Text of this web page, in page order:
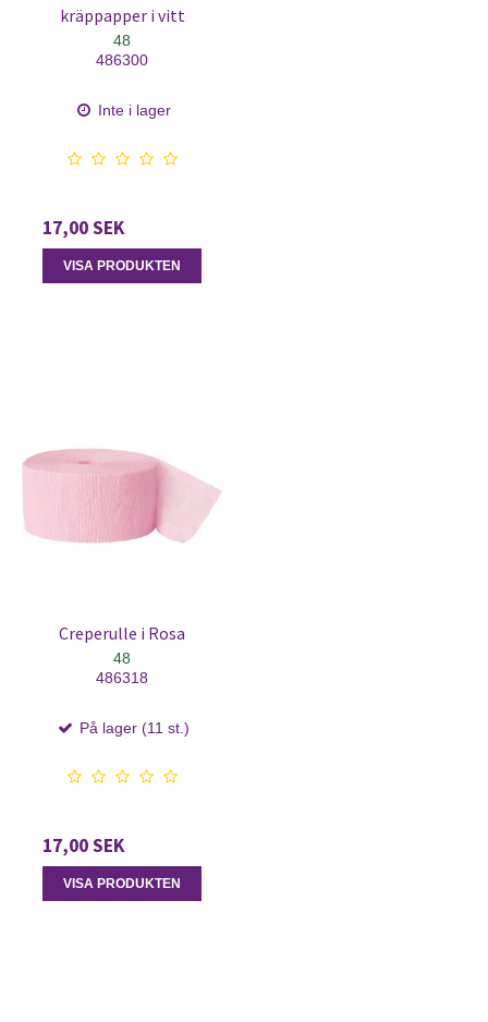
kräppapper i vitt
48
486300
Inte i lager
17,00 SEK
VISA PRODUKTEN
Creperulle i Rosa
48
486318
På lager (11 st.)
17,00 SEK
VISA PRODUKTEN